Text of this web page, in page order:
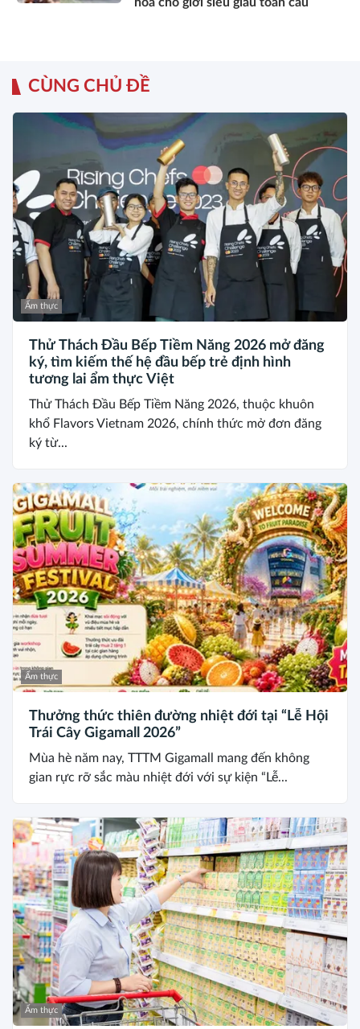
CÙNG CHỦ ĐỀ
Ẩm thực
Thử Thách Đầu Bếp Tiềm Năng 2026 mở đăng
ký, tìm kiếm thế hệ đầu bếp trẻ định hình
tương lai ẩm thực Việt
Thử Thách Đầu Bếp Tiềm Năng 2026, thuộc khuôn
khổ Flavors Vietnam 2026, chính thức mở đơn đăng
ký từ...
Ẩm thực
Thưởng thức thiên đường nhiệt đới tại “Lễ Hội
Trái Cây Gigamall 2026”
Mùa hè năm nay, TTTM Gigamall mang đến không
gian rực rỡ sắc màu nhiệt đới với sự kiện “Lễ...
Ẩm thực